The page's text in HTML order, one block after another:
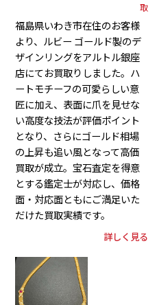
取
福島県いわき市在住のお客様
より、ルビー ゴールド製のデ
ザインリングをアルトル銀座
店にてお買取りしました。ハ
ートモチーフの可愛らしい意
匠に加え、表面に爪を見せな
い高度な技法が評価ポイント
となり、さらにゴールド相場
の上昇も追い風となって高価
買取が成立。宝石査定を得意
とする鑑定士が対応し、価格
面・対応面ともにご満足いた
だけた買取実績です。
詳しく見る